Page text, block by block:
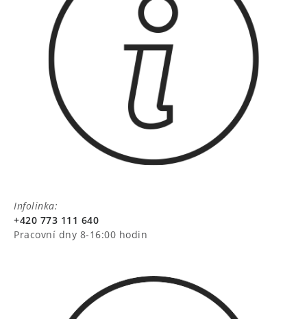
Infolinka:
+420 773 111 640
Pracovní dny 8-16:00 hodin